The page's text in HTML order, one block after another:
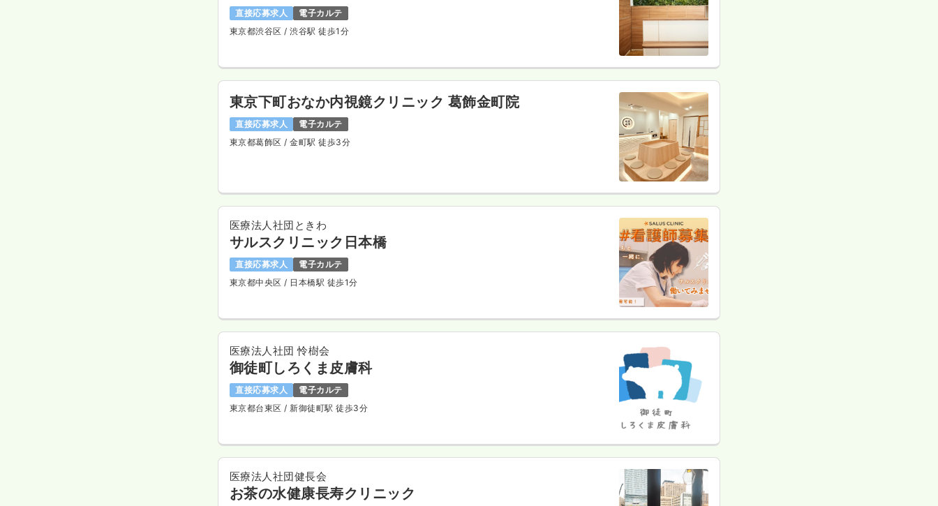
直接応募求人
電子カルテ
東京都渋谷区/ 渋谷駅 徒歩1分
東京下町おなか内視鏡クリニック 葛飾金町院
直接応募求人
電子カルテ
東京都葛飾区/ 金町駅 徒歩3分
医療法人社団ときわ
サルスクリニック日本橋
直接応募求人
電子カルテ
東京都中央区/ 日本橋駅 徒歩1分
医療法人社団 怜樹会
御徒町しろくま皮膚科
直接応募求人
電子カルテ
東京都台東区/ 新御徒町駅 徒歩3分
医療法人社団健長会
お茶の水健康長寿クリニック